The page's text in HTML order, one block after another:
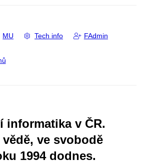
MU Tech info FAdmin
informatika v ČR.
ve svobodě
1994 dodnes.